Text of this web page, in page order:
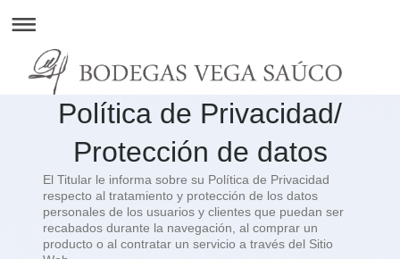
Política de Privacidad/
Protección de datos
El Titular le informa sobre su Política de Privacidad
respecto al tratamiento y protección de los datos
personales de los usuarios y clientes que puedan ser
recabados durante la navegación, al comprar un
producto o al contratar un servicio a través del Sitio